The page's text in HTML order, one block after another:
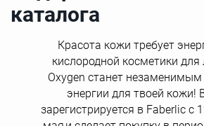
каталога
Красота кожи требует
кислородной косметики для
Oxygen станет
энергии для твоей кожи!
зарегистрируется в Faberlic с